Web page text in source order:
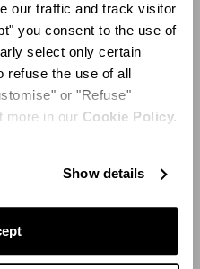
our traffic and track visitor
you consent to the use of
select only certain
refuse the use of all
or "Refuse"
more in our Cookie Policy.
Show details
dettagli e all'artigianalità è
Le spaziose tote
look estivo.